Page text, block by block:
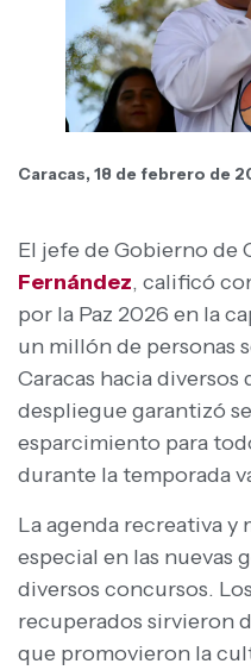
Caracas, 18 de febrero de
El jefe de Gobierno de
Fernández, calificó
por la Paz 2026 en la
un millón de personas
Caracas hacia diversos
despliegue garantizó
esparcimiento para
durante la temporada
La agenda recreativa
especial en las nuevas
diversos concursos.
recuperados sirvieron
que promovieron la